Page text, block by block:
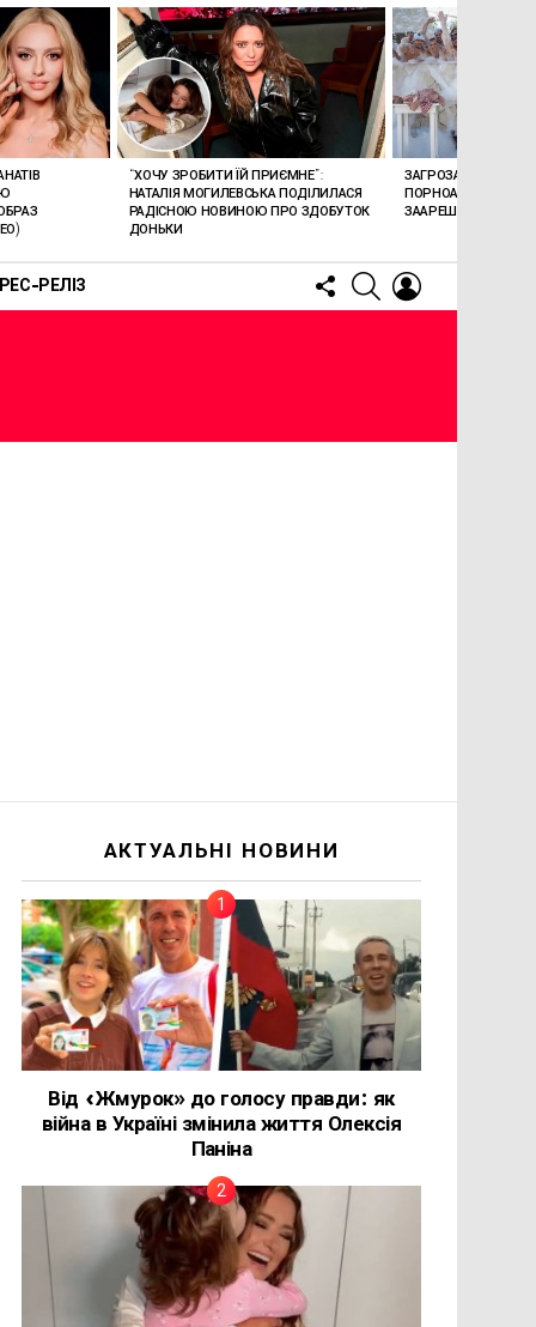
РЕЛІЗ
FOLLOW
US
SEARCH
“ХОЧУ ЗРОБИТИ ЇЙ ПРИЄМНЕ”:
НАТАЛІЯ МОГИЛЕВСЬКА ПОДІЛИЛАСЯ
РАДІСНОЮ НОВИНОЮ ПРО ЗДОБУТОК
ДОНЬКИ
ЗАГРОЗА 15 РОКІВ
ПОРНОАКТОРКА
ЗААРЕШТОВАНА НА
АКТУАЛЬНІ НОВИНИ
Від «Жмурок» до голосу правди: як
війна в Україні змінила життя Олексія
Паніна